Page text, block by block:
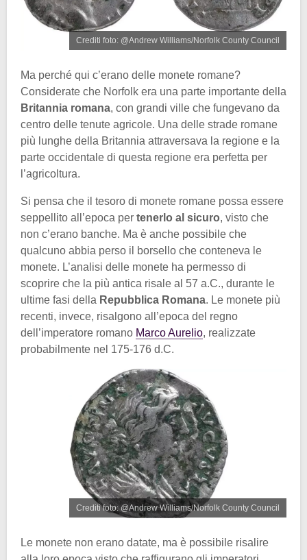
Crediti foto: @Andrew Williams/Norfolk County Council
Ma perché qui c’erano delle monete romane?
Considerate che Norfolk era una parte importante della
Britannia romana, con grandi ville che fungevano da
centro delle tenute agricole. Una delle strade romane
più lunghe della Britannia attraversava la regione e la
parte occidentale di questa regione era perfetta per
l’agricoltura.
Si pensa che il tesoro di monete romane possa essere
seppellito all’epoca per tenerlo al sicuro, visto che
non c’erano banche. Ma è anche possibile che
qualcuno abbia perso il borsello che conteneva le
monete. L’analisi delle monete ha permesso di
scoprire che la più antica risale al 57 a.C., durante le
ultime fasi della Repubblica Romana. Le monete più
recenti, invece, risalgono all’epoca del regno
dell’imperatore romano Marco Aurelio, realizzate
probabilmente nel 175-176 d.C.
Crediti foto: @Andrew Williams/Norfolk County Council
Le monete non erano datate, ma è possibile risalire